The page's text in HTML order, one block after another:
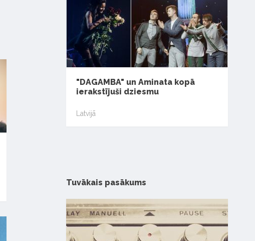
"DAGAMBA" un Aminata kopā
ierakstījuši dziesmu
Latvijā
Tuvākais pasākums